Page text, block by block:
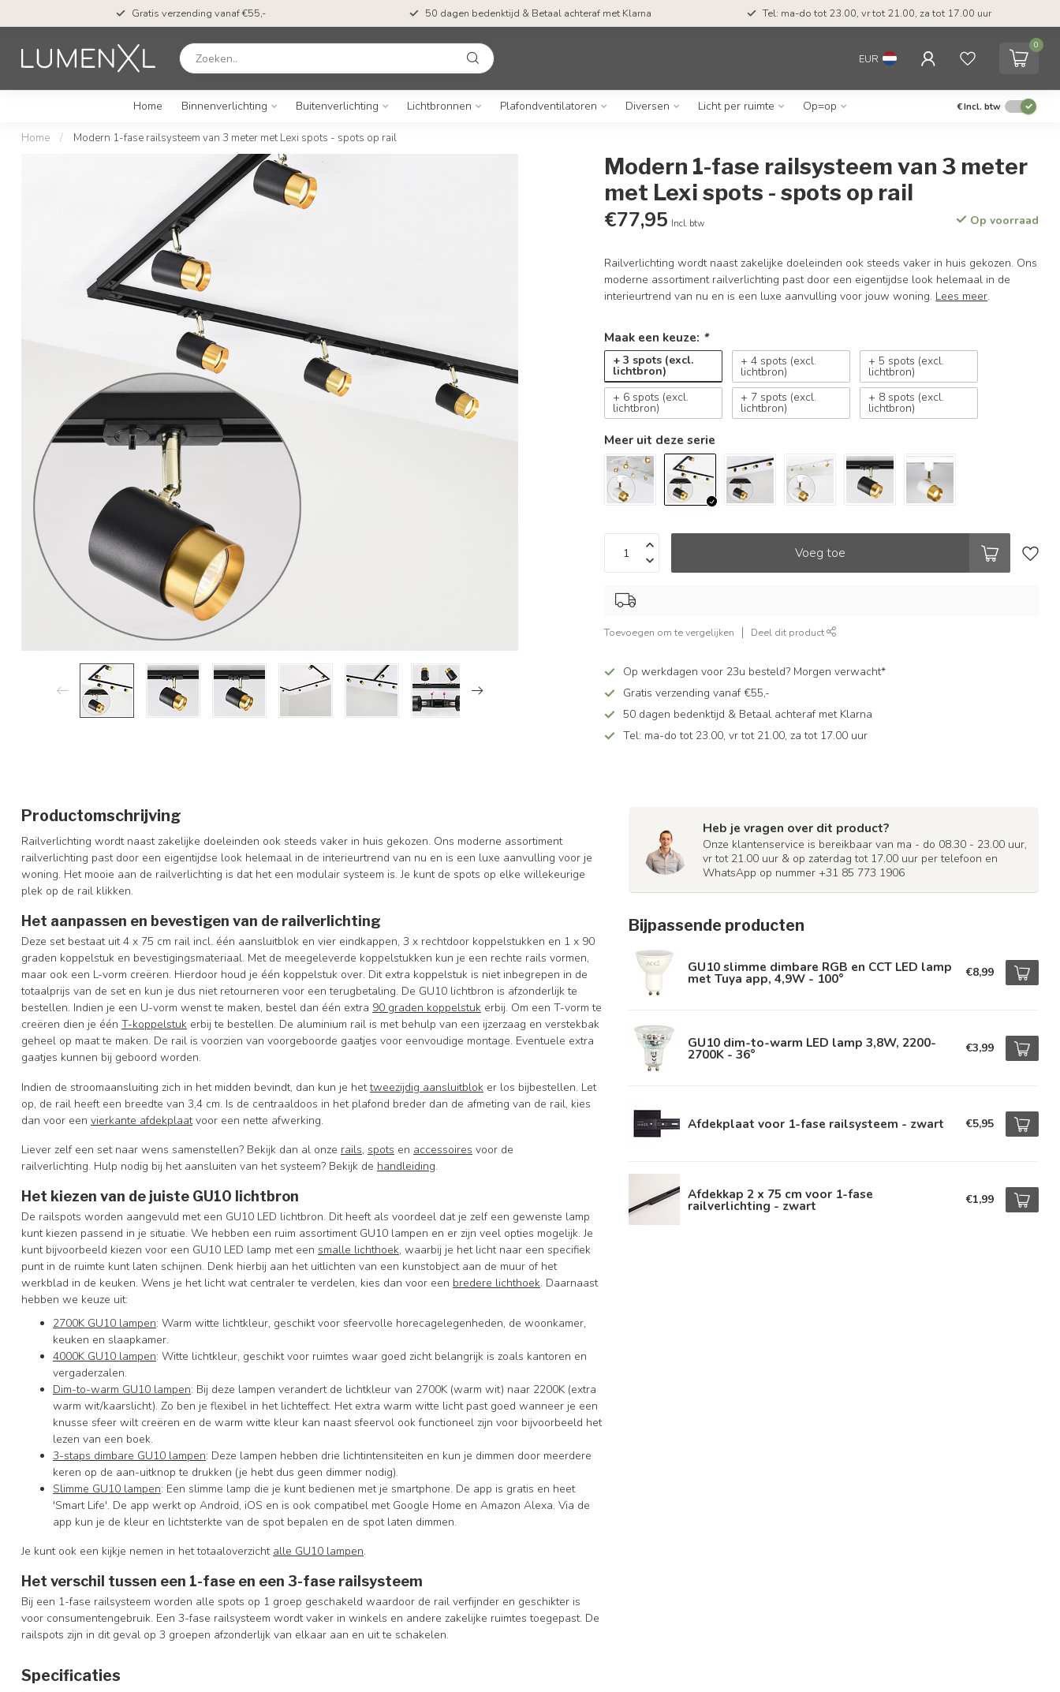
Gratis verzending vanaf €55,- 50 dagen bedenktijd & Betaal achteraf met Klarna Tel: ma-do tot 23.00, vr tot 21.00, za tot 17.00 uur
EUR
0
Home Binnenverlichting Buitenverlichting Lichtbronnen Plafondventilatoren Diversen Licht per ruimte Op=op €Incl. btw
Home / Modern 1-fase railsysteem van 3 meter met Lexi spots - spots op rail
Modern 1-fase railsysteem van 3 meter
met Lexi spots - spots op rail
€77,95 Incl. btw Op voorraad
Railverlichting wordt naast zakelijke doeleinden ook steeds vaker in huis gekozen. Ons
moderne assortiment railverlichting past door een eigentijdse look helemaal in de
interieurtrend van nu en is een luxe aanvulling voor jouw woning. Lees meer.
Maak een keuze: *
+ 3 spots (excl.
lichtbron)
+ 4 spots (excl.
lichtbron)
+ 5 spots (excl.
lichtbron)
+ 6 spots (excl.
lichtbron)
+ 7 spots (excl.
lichtbron)
+ 8 spots (excl.
lichtbron)
Meer uit deze serie
Voeg toe
Toevoegen om te vergelijken Deel dit product
Op werkdagen voor 23u besteld? Morgen verwacht*
Gratis verzending vanaf €55,-
50 dagen bedenktijd & Betaal achteraf met Klarna
Tel: ma-do tot 23.00, vr tot 21.00, za tot 17.00 uur
Productomschrijving
Railverlichting wordt naast zakelijke doeleinden ook steeds vaker in huis gekozen. Ons moderne assortiment
railverlichting past door een eigentijdse look helemaal in de interieurtrend van nu en is een luxe aanvulling voor je
woning. Het mooie aan de railverlichting is dat het een modulair systeem is. Je kunt de spots op elke willekeurige
plek op de rail klikken.
Het aanpassen en bevestigen van de railverlichting
Deze set bestaat uit 4 x 75 cm rail incl. één aansluitblok en vier eindkappen, 3 x rechtdoor koppelstukken en 1 x 90
graden koppelstuk en bevestigingsmateriaal. Met de meegeleverde koppelstukken kun je een rechte rails vormen,
maar ook een L-vorm creëren. Hierdoor houd je één koppelstuk over. Dit extra koppelstuk is niet inbegrepen in de
totaalprijs van de set en kun je dus niet retourneren voor een terugbetaling. De GU10 lichtbron is afzonderlijk te
bestellen. Indien je een U-vorm wenst te maken, bestel dan één extra 90 graden koppelstuk erbij. Om een T-vorm te
creëren dien je één T-koppelstuk erbij te bestellen. De aluminium rail is met behulp van een ijzerzaag en verstekbak
geheel op maat te maken. De rail is voorzien van voorgeboorde gaatjes voor eenvoudige montage. Eventuele extra
gaatjes kunnen bij geboord worden.
Indien de stroomaansluiting zich in het midden bevindt, dan kun je hettweezijdig aansluitblok er los bijbestellen. Let
op, de rail heeft een breedte van 3,4 cm. Is de centraaldoos in het plafond breder dan de afmeting van de rail, kies
dan voor een vierkante afdekplaatvoor een nette afwerking.
Liever zelf een set naar wens samenstellen? Bekijk dan al onze rails, spots en accessoires voor de
railverlichting. Hulp nodig bij het aansluiten van het systeem? Bekijk de handleiding.
Het kiezen van de juiste GU10 lichtbron
De railspots worden aangevuld met een GU10 LED lichtbron. Dit heeft als voordeel dat je zelf een gewenste lamp
kunt kiezen passend in je situatie. We hebben een ruim assortiment GU10 lampen en er zijn veel opties mogelijk. Je
kunt bijvoorbeeld kiezen voor een GU10 LED lamp met een smalle lichthoek, waarbij je het licht naar een specifiek
punt in de ruimte kunt laten schijnen. Denk hierbij aan het uitlichten van een kunstobject aan de muur of het
werkblad in de keuken. Wens je het licht wat centraler te verdelen, kies dan voor een bredere lichthoek. Daarnaast
hebben we keuze uit:
2700K GU10 lampen: Warm witte lichtkleur, geschikt voor sfeervolle horecagelegenheden, de woonkamer,
keuken en slaapkamer.
4000K GU10 lampen: Witte lichtkleur, geschikt voor ruimtes waar goed zicht belangrijk is zoals kantoren en
vergaderzalen.
Dim-to-warm GU10 lampen: Bij deze lampen verandert de lichtkleur van 2700K (warm wit) naar 2200K (extra
warm wit/kaarslicht). Zo ben je flexibel in het lichteffect. Het extra warm witte licht past goed wanneer je een
knusse sfeer wilt creëren en de warm witte kleur kan naast sfeervol ook functioneel zijn voor bijvoorbeeld het
lezen van een boek.
3-staps dimbare GU10 lampen: Deze lampen hebben drie lichtintensiteiten en kun je dimmen door meerdere
keren op de aan-uitknop te drukken (je hebt dus geen dimmer nodig).
Slimme GU10 lampen: Een slimme lamp die je kunt bedienen met je smartphone. De app is gratis en heet
'Smart Life'. De app werkt op Android, iOS en is ook compatibel met Google Home en Amazon Alexa. Via de
app kun je de kleur en lichtsterkte van de spot bepalen en de spot laten dimmen.
Je kunt ook een kijkje nemen in het totaaloverzicht alle GU10 lampen.
Het verschil tussen een 1-fase en een 3-fase railsysteem
Bij een 1-fase railsysteem worden alle spots op 1 groep geschakeld waardoor de rail verfijnder en geschikter is
voor consumentengebruik. Een 3-fase railsysteem wordt vaker in winkels en andere zakelijke ruimtes toegepast. De
railspots zijn in dit geval op 3 groepen afzonderlijk van elkaar aan en uit te schakelen.
Specificaties
Heb je vragen over dit product?
Onze klantenservice is bereikbaar van ma - do 08.30 - 23.00 uur,
vr tot 21.00 uur & op zaterdag tot 17.00 uur per telefoon en
WhatsApp op nummer +31 85 773 1906
Bijpassende producten
GU10 slimme dimbare RGB en CCT LED lamp
met Tuya app, 4,9W - 100° €8,99
GU10 dim-to-warm LED lamp 3,8W, 2200-
2700K - 36° €3,99
Afdekplaat voor 1-fase railsysteem - zwart €5,95
Afdekkap 2 x 75 cm voor 1-fase
railverlichting - zwart €1,99